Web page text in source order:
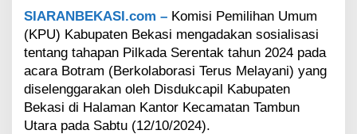
t
a
n
g
i
l
k
SIARANBEKASI.com – Komisi Pemilihan Umum
(KPU) Kabupaten Bekasi mengadakan sosialisasi
tentang tahapan Pilkada Serentak tahun 2024 pada
acara Botram (Berkolaborasi Terus Melayani) yang
diselenggarakan oleh Disdukcapil Kabupaten
Bekasi di Halaman Kantor Kecamatan Tambun
Utara pada Sabtu (12/10/2024).